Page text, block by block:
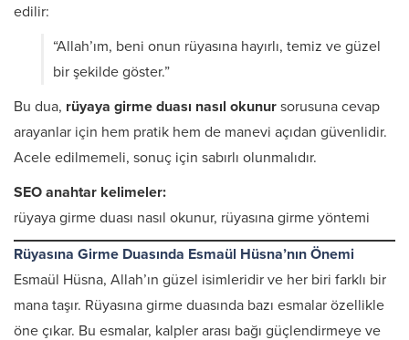
edilir:
“Allah’ım, beni onun rüyasına hayırlı, temiz ve güzel
bir şekilde göster.”
Bu dua, rüyaya girme duası nasıl okunur sorusuna cevap
arayanlar için hem pratik hem de manevi açıdan güvenlidir.
Acele edilmemeli, sonuç için sabırlı olunmalıdır.
SEO anahtar kelimeler:
rüyaya girme duası nasıl okunur, rüyasına girme yöntemi
Rüyasına Girme Duasında Esmaül Hüsna’nın Önemi
Esmaül Hüsna, Allah’ın güzel isimleridir ve her biri farklı bir
mana taşır. Rüyasına girme duasında bazı esmalar özellikle
öne çıkar. Bu esmalar, kalpler arası bağı güçlendirmeye ve